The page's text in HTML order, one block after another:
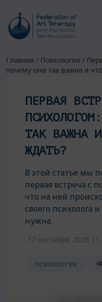
Главная / Психология /
почему она так важна и
ПЕРВАЯ
ТАК ВАЖНА
ЖДАТЬ?
В этой статье мы
первая встреча с
что на ней
своего психолога
нужна.
17 сентября, 2025
психология